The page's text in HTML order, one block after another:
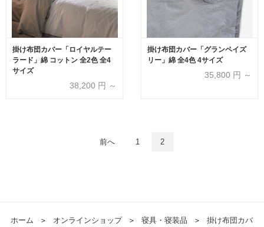
掛け布団カバー「ロイヤルテー
ラード」綿 コットン 全2色 全4
サイズ
38,200 円 ～
掛け布団カバー「グランペイズ
リー」綿 全4色 4サイズ
35,800 円 ～
前へ 1 2
ホーム ＞ オンラインショップ ＞ 寝具・寝装品 ＞ 掛け布団カバ